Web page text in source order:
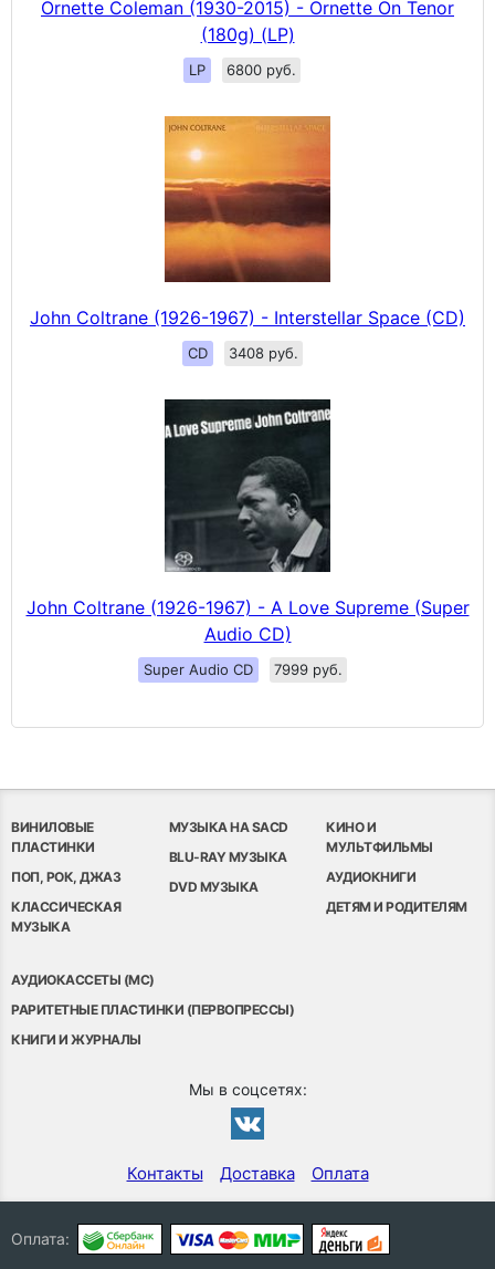
Ornette Coleman (1930-2015) - Ornette On Tenor
(180g) (LP)
LP 6800 руб.
John Coltrane (1926-1967) - Interstellar Space (CD)
CD 3408 руб.
John Coltrane (1926-1967) - A Love Supreme (Super
Audio CD)
Super Audio CD 7999 руб.
ВИНИЛОВЫЕ
ПЛАСТИНКИ
ПОП, РОК, ДЖАЗ
КЛАССИЧЕСКАЯ
МУЗЫКА
МУЗЫКА НА SACD
BLU-RAY МУЗЫКА
DVD МУЗЫКА
КИНО И
МУЛЬТФИЛЬМЫ
АУДИОКНИГИ
ДЕТЯМ И РОДИТЕЛЯМ
АУДИОКАССЕТЫ (MC)
РАРИТЕТНЫЕ ПЛАСТИНКИ (ПЕРВОПРЕССЫ)
КНИГИ И ЖУРНАЛЫ
Мы в соцсетях:
Контакты Доставка Оплата
Оплата: